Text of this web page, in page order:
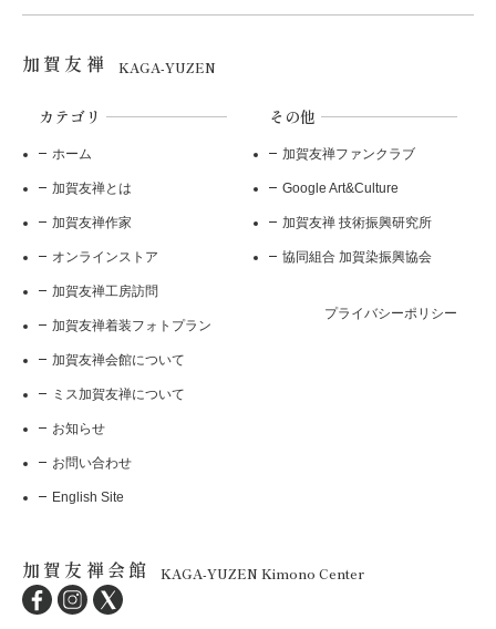
加賀友禅 KAGA-YUZEN
カテゴリ
ホーム
加賀友禅とは
加賀友禅作家
オンラインストア
加賀友禅工房訪問
加賀友禅着装フォトプラン
加賀友禅会館について
ミス加賀友禅について
お知らせ
お問い合わせ
English Site
その他
加賀友禅ファンクラブ
Google Art&Culture
加賀友禅 技術振興研究所
協同組合 加賀染振興協会
プライバシーポリシー
加賀友禅会館 KAGA-YUZEN Kimono Center